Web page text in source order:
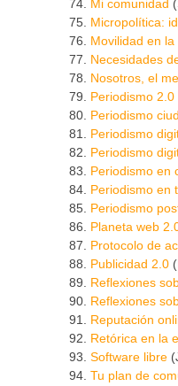
Mi comunidad
Micropolítica:
Movilidad en la
Necesidades
Nosotros, el
Periodismo 2.0
Periodismo
Periodismo
Periodismo
Periodismo en
Periodismo en
Periodismo
Planeta web
Protocolo de
Publicidad 2.0
Reflexiones
Reflexiones
Reputación
Retórica en la
Software libre
Tu plan de